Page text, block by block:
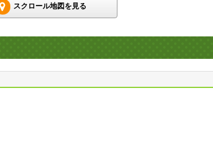
スクロール地図を見る